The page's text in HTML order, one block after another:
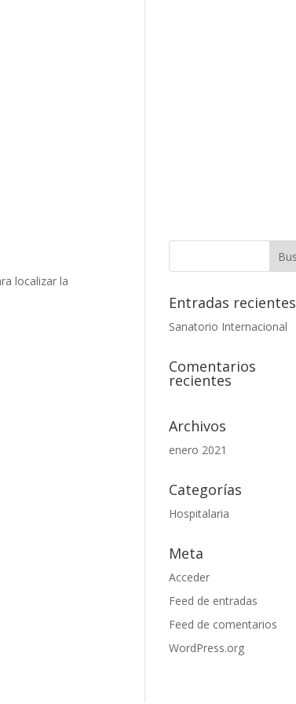
localizar la
Entradas recientes
Sanatorio Internacional
Comentarios
recientes
Archivos
enero 2021
Categorías
Hospitalaria
Meta
Acceder
Feed de entradas
Feed de comentarios
WordPress.org